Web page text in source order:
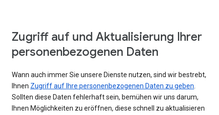
Zugriff auf und Aktualisierung Ihrer
personenbezogenen Daten
Wann auch immer Sie unsere Dienste nutzen, sind wir bestrebt,
Ihnen Zugriff auf Ihre personenbezogenen Daten zu geben.
Sollten diese Daten fehlerhaft sein, bemühen wir uns darum,
Ihnen Möglichkeiten zu eröffnen, diese schnell zu aktualisieren